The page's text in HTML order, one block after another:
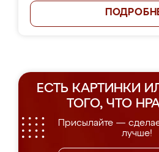
ЕСТЬ КАРТИНКИ
ТОГО, ЧТО
Присылайте —
лучше!